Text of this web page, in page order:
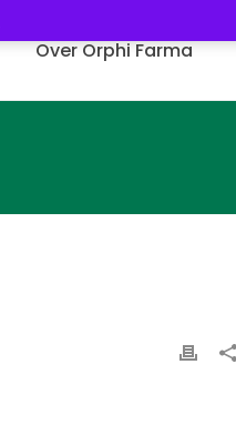
Over Orphi Farma